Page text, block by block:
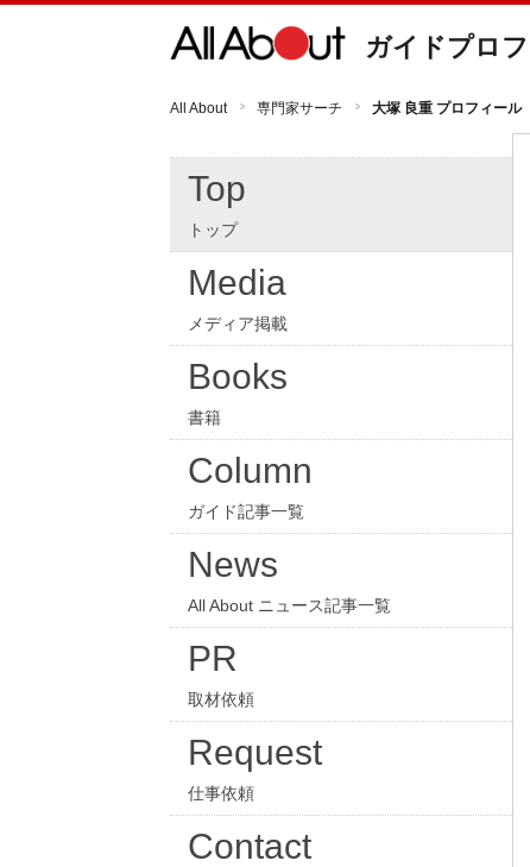
ガイドプロ
All About 専門家サーチ 大塚 良重 プロフィール
Top
トップ
Media
メディア掲載
Books
書籍
Column
ガイド記事一覧
News
All About ニュース記事一覧
PR
取材依頼
Request
仕事依頼
Contact